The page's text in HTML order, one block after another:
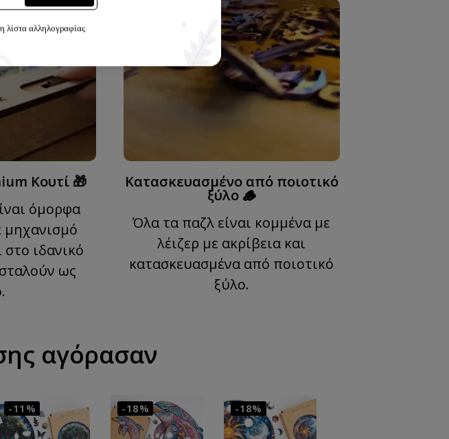
Κουτί 🎁
όμορφα
μηχανισμό
ιδανικό
ως
Κατασκευασμένο από ποιοτικό
ξύλο 🪵
Όλα τα παζλ είναι κομμένα με
λέιζερ με ακρίβεια και
κατασκευασμένα από ποιοτικό
ξύλο.
αγόρασαν
-11% -18% -18%
αλληλογραφίας